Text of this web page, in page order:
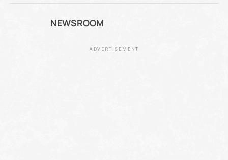
NEWSROOM
ADVERTISEMENT